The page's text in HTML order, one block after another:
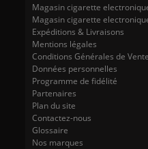
Magasin cigarette
Magasin cigarette
Expéditions & Livraisons
Mentions légales
Conditions Générales de Vente
Données personnelles
Programme de fidélité
Partenaires
Plan du site
Contactez-nous
Glossaire
Nos marques